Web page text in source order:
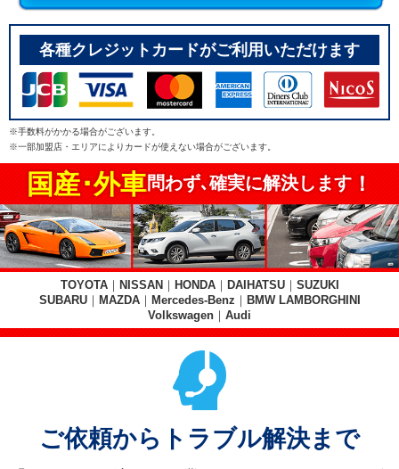
各種クレジットカードがご利用いただけます
※手数料がかかる場合がございます。
※一部加盟店・エリアによりカードが使えない場合がございます。
国産･外車問わず､確実に解決します！
TOYOTA｜ NISSAN ｜ HONDA｜ DAIHATSU｜ SUZUKI
SUBARU｜ MAZDA｜ Mercedes-Benz ｜ BMW LAMBORGHINI
Volkswagen ｜ Audi
ご依頼からトラブル解決まで